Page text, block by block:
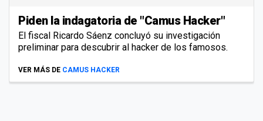
Piden la indagatoria de "Camus Hacker"
El fiscal Ricardo Sáenz concluyó su investigación
preliminar para descubrir al hacker de los famosos.
VER MÁS DE CAMUS HACKER